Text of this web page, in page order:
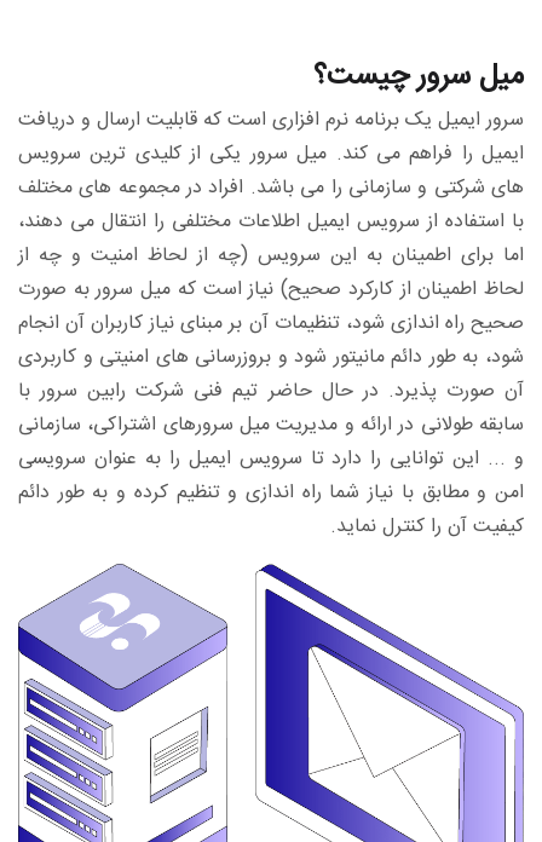
میل سرور چیست؟
سرور ایمیل یک برنامه نرم افزاری است که قابلیت ارسال و دریافت
ایمیل را فراهم می کند. میل سرور یکی از کلیدی ترین سرویس
های شرکتی و سازمانی را می باشد. افراد در مجموعه های مختلف
با استفاده از سرویس ایمیل اطلاعات مختلفی را انتقال می دهند،
اما برای اطمینان به این سرویس (چه از لحاظ امنیت و چه از
لحاظ اطمینان از کارکرد صحیح) نیاز است که میل سرور به صورت
صحیح راه اندازی شود، تنظیمات آن بر مبنای نیاز کاربران آن انجام
شود، به طور دائم مانیتور شود و بروزرسانی های امنیتی و کاربردی
آن صورت پذیرد. در حال حاضر تیم فنی شرکت رابین سرور با
سابقه طولانی در ارائه و مدیریت میل سرورهای اشتراکی، سازمانی
و ... این توانایی را دارد تا سرویس ایمیل را به عنوان سرویسی
امن و مطابق با نیاز شما راه اندازی و تنظیم کرده و به طور دائم
کیفیت آن را کنترل نماید.